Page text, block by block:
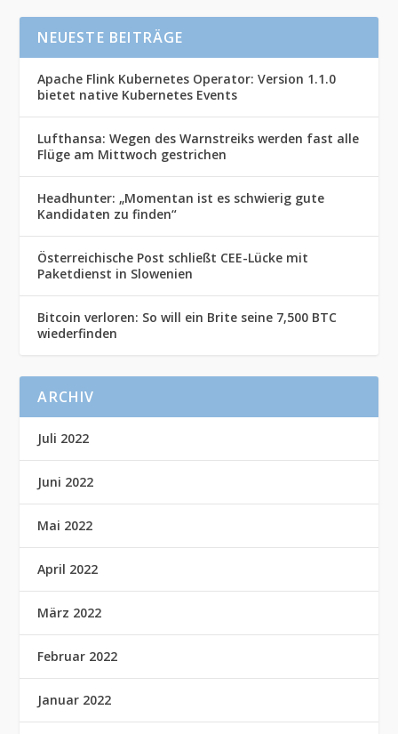
NEUESTE BEITRÄGE
Apache Flink Kubernetes Operator: Version 1.1.0
bietet native Kubernetes Events
Lufthansa: Wegen des Warnstreiks werden fast alle
Flüge am Mittwoch gestrichen
Headhunter: „Momentan ist es schwierig gute
Kandidaten zu finden“
Österreichische Post schließt CEE-Lücke mit
Paketdienst in Slowenien
Bitcoin verloren: So will ein Brite seine 7,500 BTC
wiederfinden
ARCHIV
Juli 2022
Juni 2022
Mai 2022
April 2022
März 2022
Februar 2022
Januar 2022